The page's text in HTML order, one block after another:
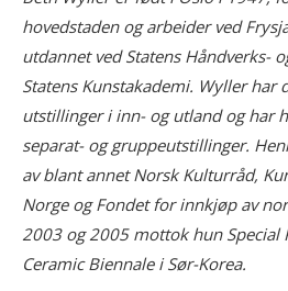
hovedstaden og arbeider ved
utdannet ved Statens Håndverks-
Statens Kunstakademi. Wyller har
utstillinger i inn- og utland og har
separat- og gruppeutstillinger.
av blant annet Norsk Kulturråd,
Norge og Fondet for innkjøp av
2003 og 2005 mottok hun Special
Ceramic Biennale i Sør-Korea.